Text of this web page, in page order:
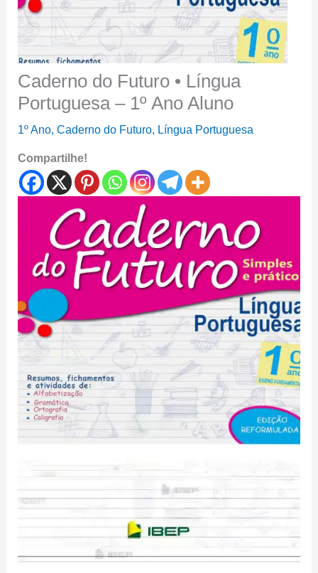
Caderno do Futuro • Língua
Portuguesa – 1º Ano Aluno
1º Ano, Caderno do Futuro, Língua Portuguesa
Compartilhe!